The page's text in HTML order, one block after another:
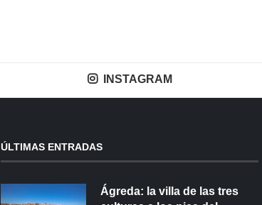
INSTAGRAM
ÚLTIMAS ENTRADAS
Ágreda: la villa de las tres